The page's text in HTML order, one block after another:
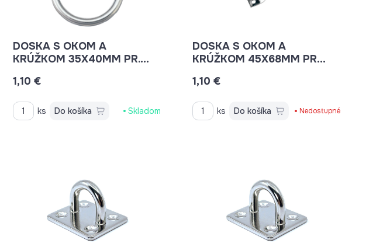
DOSKA S OKOM A
KRÚŽKOM 35X40MM PR.
1,10 €
ks Do košíka Skladom
DOSKA S OKOM A
KRÚŽKOM 45X68MM PR
1,10 €
ks Do košíka Nedostupné